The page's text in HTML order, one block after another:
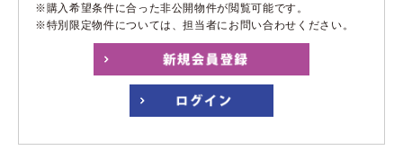
※購入希望条件に合った非公開物件が閲覧可能です。
※特別限定物件については、担当者にお問い合わせください。